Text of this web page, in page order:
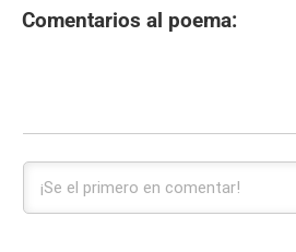
Comentarios al poema: